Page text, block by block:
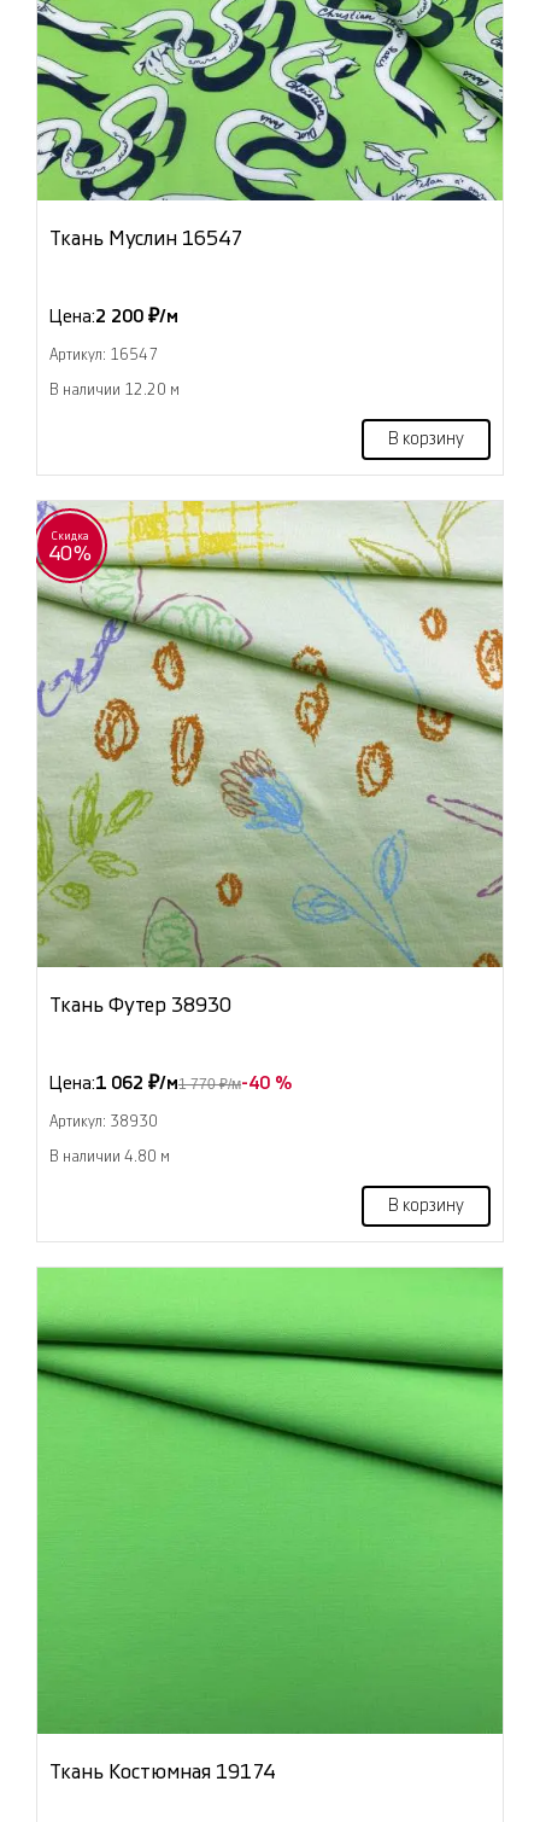
Ткань Муслин 16547
Цена:2 200 ₽/м
Артикул: 16547
В наличии 12.20 м
В корзину
Скидка
40%
Ткань Футер 38930
Цена:1 062 ₽/м1 770 ₽/м-40 %
Артикул: 38930
В наличии 4.80 м
В корзину
Ткань Костюмная 19174